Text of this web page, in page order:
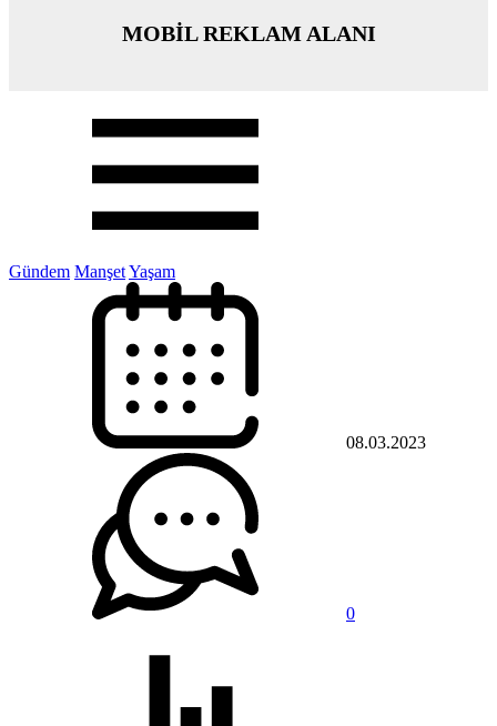
MOBİL REKLAM ALANI
Gündem ManşetYaşam
08.03.2023
0